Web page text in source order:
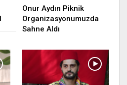
Onur Aydın Piknik
Organizasyonumuzda
Sahne Aldı